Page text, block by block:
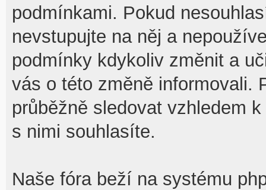
podmínkami. Pokud
nevstupujte na něj a
podmínky kdykoliv změnit a
vás o této změně informovali.
průběžně sledovat vzhledem
s nimi souhlasíte.
Naše fóra beží na systému